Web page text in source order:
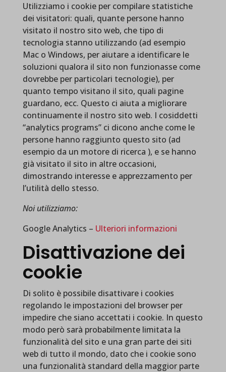
Utilizziamo i cookie per compilare statistiche
dei visitatori: quali, quante persone hanno
visitato il nostro sito web, che tipo di
tecnologia stanno utilizzando (ad esempio
Mac o Windows, per aiutare a identificare le
soluzioni qualora il sito non funzionasse come
dovrebbe per particolari tecnologie), per
quanto tempo visitano il sito, quali pagine
guardano, ecc. Questo ci aiuta a migliorare
continuamente il nostro sito web. I cosiddetti
“analytics programs” ci dicono anche come le
persone hanno raggiunto questo sito (ad
esempio da un motore di ricerca ), e se hanno
già visitato il sito in altre occasioni,
dimostrando interesse e apprezzamento per
l’utilità dello stesso.
Noi utilizziamo:
Google Analytics – Ulteriori informazioni
Disattivazione dei
cookie
Di solito è possibile disattivare i cookies
regolando le impostazioni del browser per
impedire che siano accettati i cookie. In questo
modo però sarà probabilmente limitata la
funzionalità del sito e una gran parte dei siti
web di tutto il mondo, dato che i cookie sono
una funzionalità standard della maggior parte